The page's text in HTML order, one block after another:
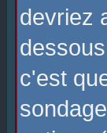
devriez
c'est